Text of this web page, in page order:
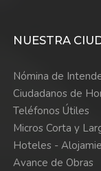
NUESTRA
Nómina de
Ciudadanos de
Teléfonos Útiles
Micros Corta y
Hoteles -
Avance de Obras